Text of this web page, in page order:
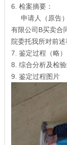
6. 检案摘要：
申请人（原告）
有限公司B买卖合
院委托我所对前
7. 鉴定过程（略）
8. 综合分析及检验
9. 鉴定过程图片